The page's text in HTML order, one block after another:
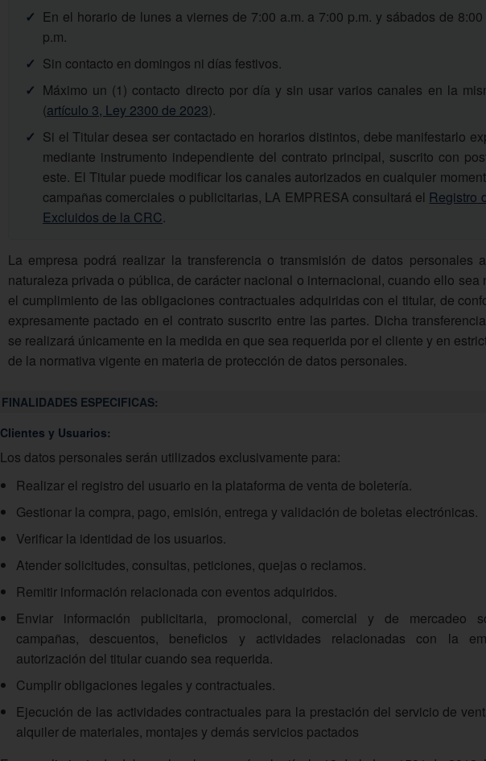
✓ En el horario de lunes a viernes de 7:00 a.m. a 7:00 p.m. y sábados de
p.m.
✓ Sin contacto en domingos ni días festivos.
✓ Máximo un (1) contacto directo por día y sin usar varios canales en la
(artículo 3, Ley 2300 de 2023).
✓ Si el Titular desea ser contactado en horarios distintos, debe manifestarlo
mediante instrumento independiente del contrato principal, suscrito con
este. El Titular puede modificar los canales autorizados en cualquier
campañas comerciales o publicitarias, LA EMPRESA consultará el Registro
Excluidos de la CRC.
La empresa podrá realizar la transferencia o transmisión de datos personales
naturaleza privada o pública, de carácter nacional o internacional, cuando ello sea
el cumplimiento de las obligaciones contractuales adquiridas con el titular, de
expresamente pactado en el contrato suscrito entre las partes. Dicha
se realizará únicamente en la medida en que sea requerida por el cliente y en
de la normativa vigente en materia de protección de datos personales.
FINALIDADES ESPECIFICAS:
Clientes y Usuarios:
Los datos personales serán utilizados exclusivamente para:
Realizar el registro del usuario en la plataforma de venta de boletería.
Gestionar la compra, pago, emisión, entrega y validación de boletas electrónicas.
Verificar la identidad de los usuarios.
Atender solicitudes, consultas, peticiones, quejas o reclamos.
Remitir información relacionada con eventos adquiridos.
Enviar información publicitaria, promocional, comercial y de mercadeo
campañas, descuentos, beneficios y actividades relacionadas con la
autorización del titular cuando sea requerida.
Cumplir obligaciones legales y contractuales.
Ejecución de las actividades contractuales para la prestación del servicio de
alquiler de materiales, montajes y demás servicios pactados